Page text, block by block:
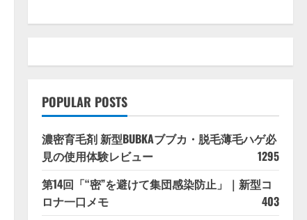
POPULAR POSTS
濃密育毛剤 新型BUBKAブブカ・脱毛薄毛ハゲ必
見の使用体験レビュー
1295
第14回「“密”を避けて集団感染防止」｜新型コ
ロナ一口メモ
403